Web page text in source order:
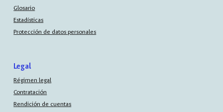
Glosario
Estadísticas
Protección de datos personales
Legal
Régimen legal
Contratación
Rendición de cuentas